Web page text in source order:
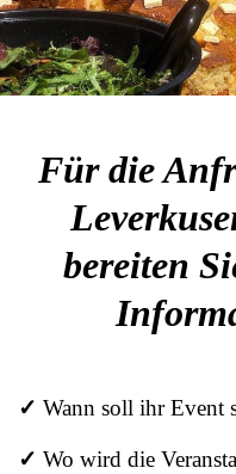
Für die
bereiten
✓ Wann soll ihr Event
✓ Wo wird die